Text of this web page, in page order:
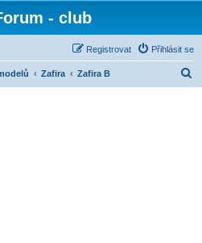
- club
Přihlásit se
Registrovat
Zafira Zafira B